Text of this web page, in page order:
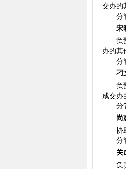
交办的
分
宋
负
办的其
分
刁
负
成交办
分
尚
协
分
关
负